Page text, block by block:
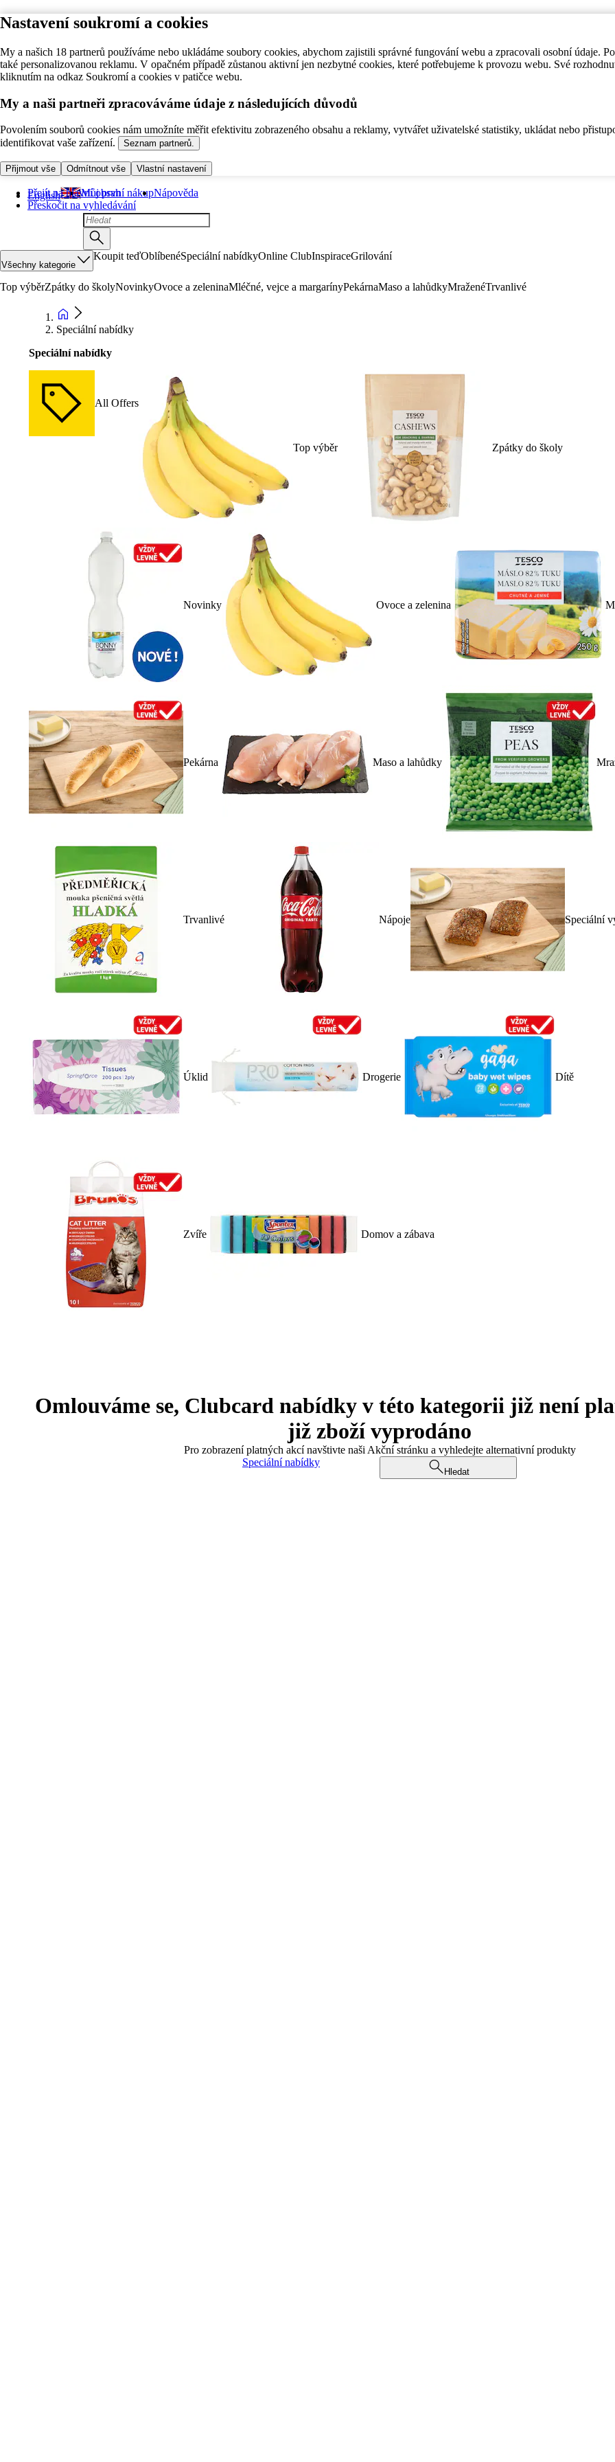
Nastavení soukromí a cookies
My a našich 18 partnerů používáme nebo ukládáme soubory cookies, abychom zajistili správné fungování webu a zpracovali osobní údaje.
také personalizovanou reklamu. V opačném případě zůstanou aktivní jen nezbytné cookies, které potřebujeme k provozu webu. Své
kliknutím na odkaz Soukromí a cookies v patičce webu.
My a naši partneři zpracováváme údaje z následujících důvodů
Povolením souborů cookies nám umožníte měřit efektivitu zobrazeného obsahu a reklamy, vytvářet uživatelské statistiky, ukládat nebo
identifikovat vaše zařízení.
Seznam partnerů.
Přijmout vše Odmítnout vše Vlastní nastavení
Přejít na hlavní obsah
Přeskočit na vyhledávání
English Můj první nákupNápověda
Všechny kategorie
Koupit teďOblíbenéSpeciální nabídkyOnline ClubInspiraceGrilování
Top výběrZpátky do školyNovinkyOvoce a zeleninaMléčné, vejce a margarínyPekárnaMaso a lahůdkyMraženéTrvanlivé
Speciální nabídky
Speciální nabídky
All Offers
Top výběr Zpátky do školy
Novinky Ovoce a zelenina
Pekárna Maso a lahůdky
Trvanlivé Nápoje Speciální
Úklid Drogerie Dítě
Zvíře Domov a zábava
Omlouváme se, Clubcard nabídky v této kategorii již není
již zboží vyprodáno
Pro zobrazení platných akcí navštivte naši Akční stránku a vyhledejte alternativní produkty
Speciální nabídky
Hledat